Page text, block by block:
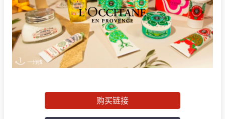
购买链接